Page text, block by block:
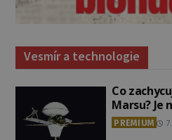
Vesmír a technologie
Co
Marsu? Je
PREMIUM